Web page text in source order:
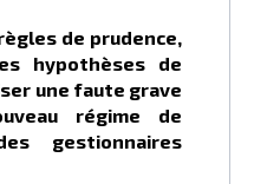
de prudence,
hypothèses de
une faute grave
régime de
gestionnaires